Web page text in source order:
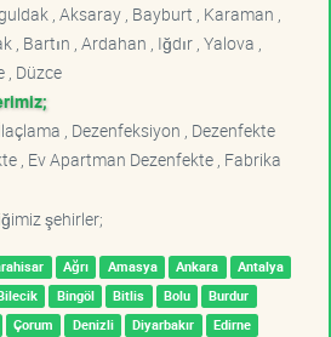
, Aksaray , Bayburt , Karaman ,
, Bartın , Ardahan , Iğdır , Yalova ,
, Düzce
, Dezenfeksiyon , Dezenfekte
, Ev Apartman Dezenfekte , Fabrika
şehirler;
Ağrı Amasya Ankara
Antalya
Bingöl Bitlis Bolu
Burdur
Çorum Denizli Diyarbakır Edirne